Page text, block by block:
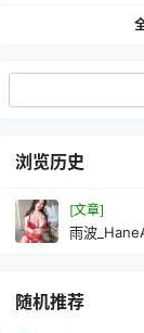
浏览历史
[文章]
雨波
随机推荐